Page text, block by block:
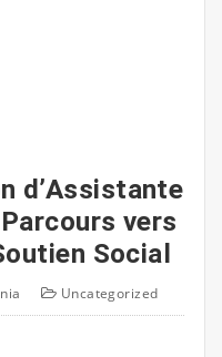
d’Assistante
vers
Social
Uncategorized